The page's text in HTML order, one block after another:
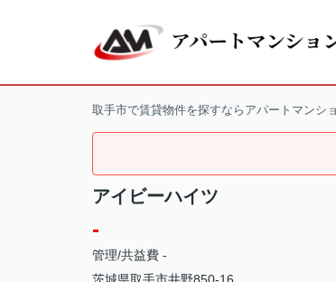
取手市で賃貸物件を探すならアパートマンシ
アイビーハイツ
-
管理/共益費 -